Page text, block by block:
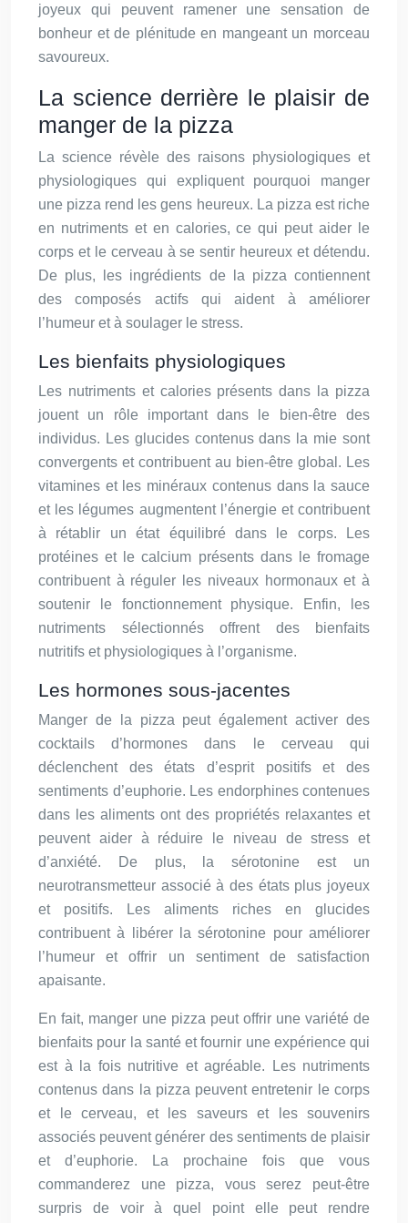
joyeux qui peuvent ramener une sensation de
bonheur et de plénitude en mangeant un morceau
savoureux.
La science derrière le plaisir de
manger de la pizza
La science révèle des raisons physiologiques et
physiologiques qui expliquent pourquoi manger
une pizza rend les gens heureux. La pizza est riche
en nutriments et en calories, ce qui peut aider le
corps et le cerveau à se sentir heureux et détendu.
De plus, les ingrédients de la pizza contiennent
des composés actifs qui aident à améliorer
l’humeur et à soulager le stress.
Les bienfaits physiologiques
Les nutriments et calories présents dans la pizza
jouent un rôle important dans le bien-être des
individus. Les glucides contenus dans la mie sont
convergents et contribuent au bien-être global. Les
vitamines et les minéraux contenus dans la sauce
et les légumes augmentent l’énergie et contribuent
à rétablir un état équilibré dans le corps. Les
protéines et le calcium présents dans le fromage
contribuent à réguler les niveaux hormonaux et à
soutenir le fonctionnement physique. Enfin, les
nutriments sélectionnés offrent des bienfaits
nutritifs et physiologiques à l’organisme.
Les hormones sous-jacentes
Manger de la pizza peut également activer des
cocktails d’hormones dans le cerveau qui
déclenchent des états d’esprit positifs et des
sentiments d’euphorie. Les endorphines contenues
dans les aliments ont des propriétés relaxantes et
peuvent aider à réduire le niveau de stress et
d’anxiété. De plus, la sérotonine est un
neurotransmetteur associé à des états plus joyeux
et positifs. Les aliments riches en glucides
contribuent à libérer la sérotonine pour améliorer
l’humeur et offrir un sentiment de satisfaction
apaisante.
En fait, manger une pizza peut offrir une variété de
bienfaits pour la santé et fournir une expérience qui
est à la fois nutritive et agréable. Les nutriments
contenus dans la pizza peuvent entretenir le corps
et le cerveau, et les saveurs et les souvenirs
associés peuvent générer des sentiments de plaisir
et d’euphorie. La prochaine fois que vous
commanderez une pizza, vous serez peut-être
surpris de voir à quel point elle peut rendre